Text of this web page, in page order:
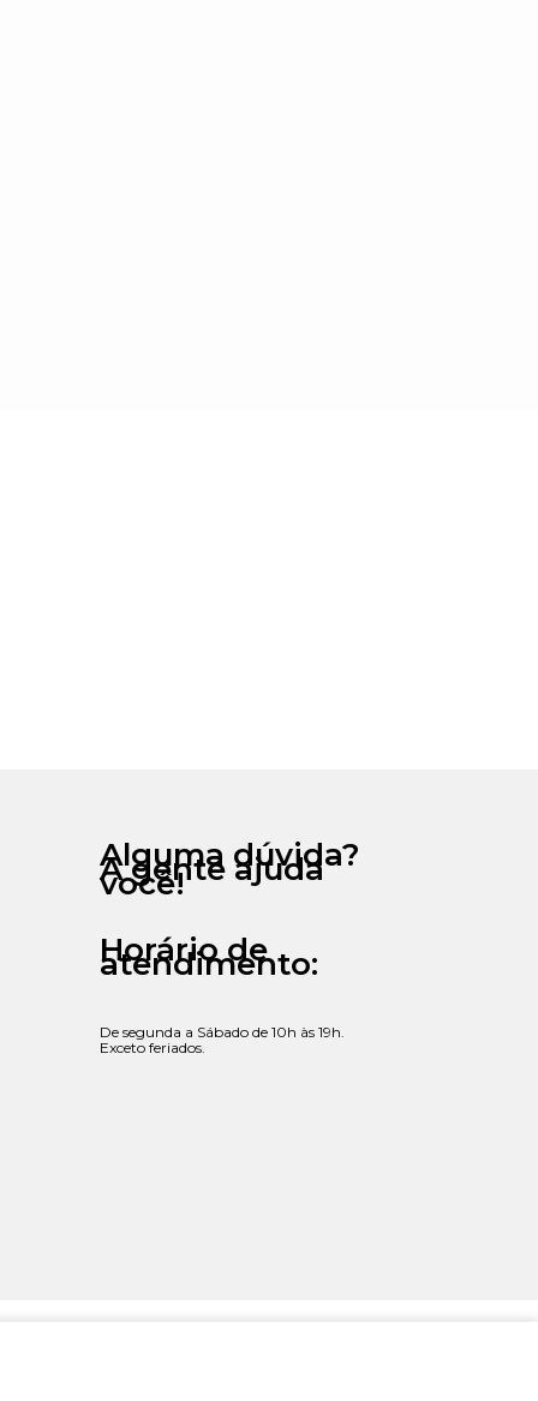
Alguma dúvida?
A gente ajuda
você!
Horário de
atendimento:
De segunda a Sábado de 10h às 19h.
Exceto feriados.